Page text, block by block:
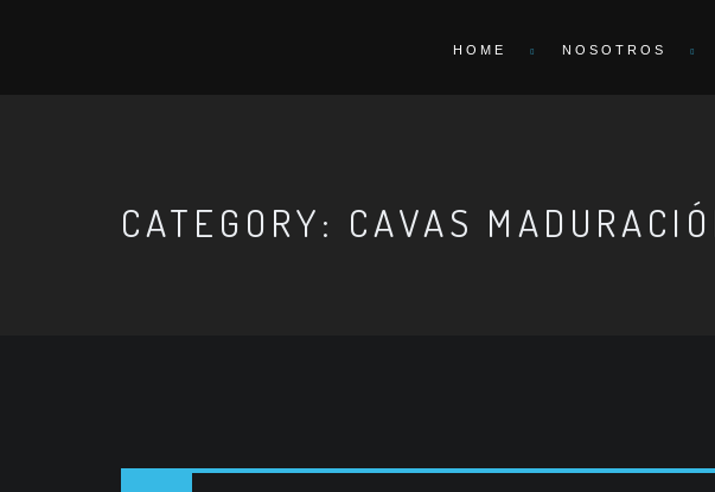
HOME NOSOTROS
CATEGORY: CAVAS